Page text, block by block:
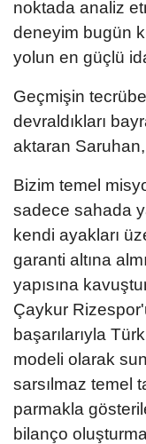
noktada analiz
deneyim bugün
yolun en güçlü
Geçmişin
devraldıkları
aktaran
Bizim temel
sadece sahada
kendi ayakları
garanti altına
yapısına
Çaykur
başarılarıyla
modeli olarak
sarsılmaz temel
parmakla
bilanço